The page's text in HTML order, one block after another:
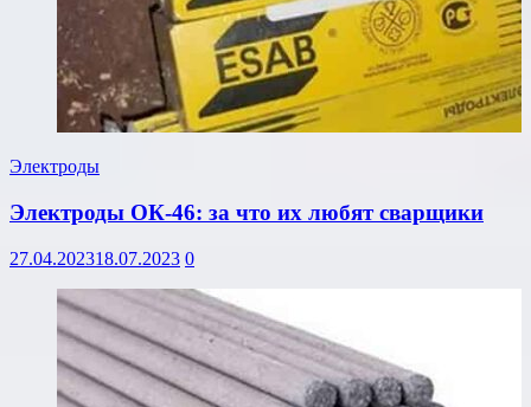
Электроды
Электроды ОК-46: за что их любят сварщики
27.04.202318.07.2023 0